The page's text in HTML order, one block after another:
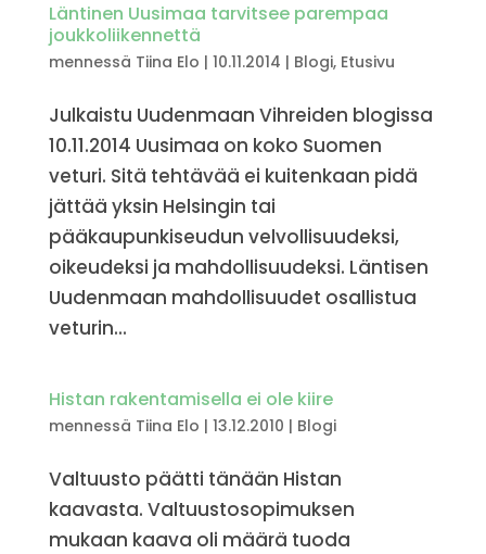
Läntinen Uusimaa tarvitsee parempaa
joukkoliikennettä
mennessä Tiina Elo | 10.11.2014 | Blogi, Etusivu
Julkaistu Uudenmaan Vihreiden blogissa
10.11.2014 Uusimaa on koko Suomen
veturi. Sitä tehtävää ei kuitenkaan pidä
jättää yksin Helsingin tai
pääkaupunkiseudun velvollisuudeksi,
oikeudeksi ja mahdollisuudeksi. Läntisen
Uudenmaan mahdollisuudet osallistua
veturin...
Histan rakentamisella ei ole kiire
mennessä Tiina Elo | 13.12.2010 | Blogi
Valtuusto päätti tänään Histan
kaavasta. Valtuustosopimuksen
mukaan kaava oli määrä tuoda